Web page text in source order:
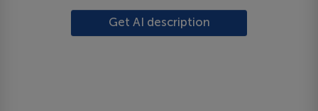
Get AI description